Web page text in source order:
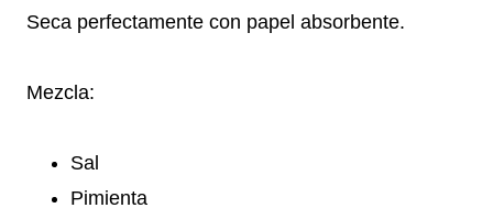
Seca perfectamente con papel absorbente.
Mezcla:
Sal
Pimienta